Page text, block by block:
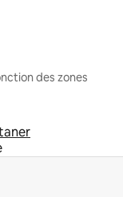
des zones